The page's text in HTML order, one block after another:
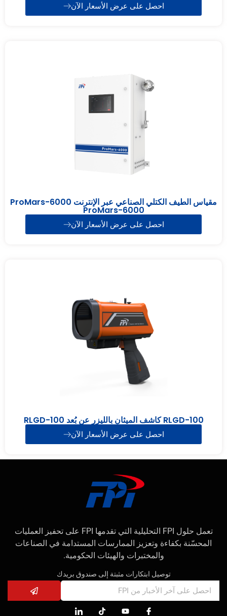
احصل على عرض الأسعار الآن
مقياس الطيف الكتلي الصناعي عبر الإنترنت ProMars-6000
ProMars-6000
احصل على عرض الأسعار الآن
RLGD-100 كاشف الميثان بالليزر عن بُعد RLGD-100
احصل على عرض الأسعار الآن
تعمل حلول FPI التحليلية التي تقدمها FPI على تحفيز العمليات
المحسّنة بكفاءة وتعزيز الممارسات المستدامة في الصناعات
والمختبرات والهيئات الحكومية.
توصيل ابتكارات مثبتة إلى صندوق بريدك